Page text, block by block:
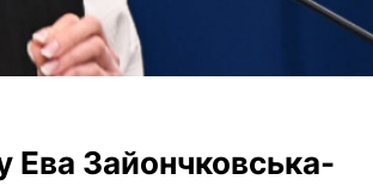
Ева Зайончковська-